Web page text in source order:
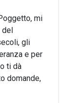
mi
gli
e per
ti dà
domande,